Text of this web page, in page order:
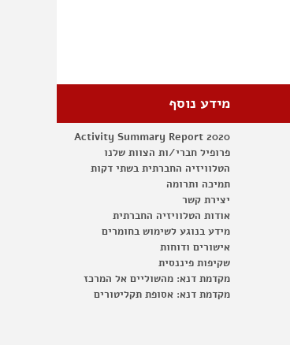
מידע נוסף
Activity Summary Report 2020
פרופיל חברי/ות הצוות שלנו
הטלוויזיה החברתית בשתי דקות
תמיכה ותרומה
יצירת קשר
אודות הטלוויזיה החברתית
מידע בנוגע לשימוש בחומרים
אישורים ודוחות
שקיפות פיננסית
מקדמת דנא: מהשוליים אל המרכז
מקדמת דנא: אסופת תקליטורים